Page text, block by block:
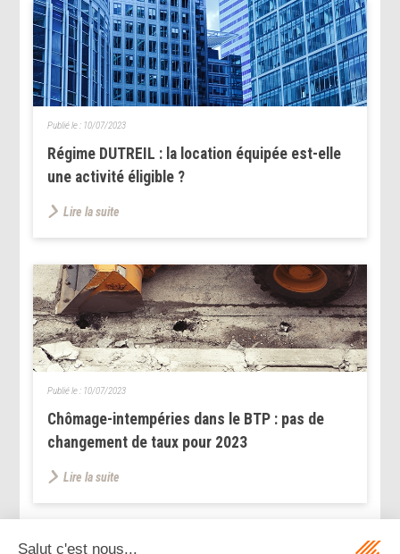
Régime DUTREIL : la location équipée est-elle
une activité éligible ?
Publié le : 10/07/2023
Lire la suite
Chômage-intempéries dans le BTP : pas de
changement de taux pour 2023
Publié le : 10/07/2023
Lire la suite
<< < 198